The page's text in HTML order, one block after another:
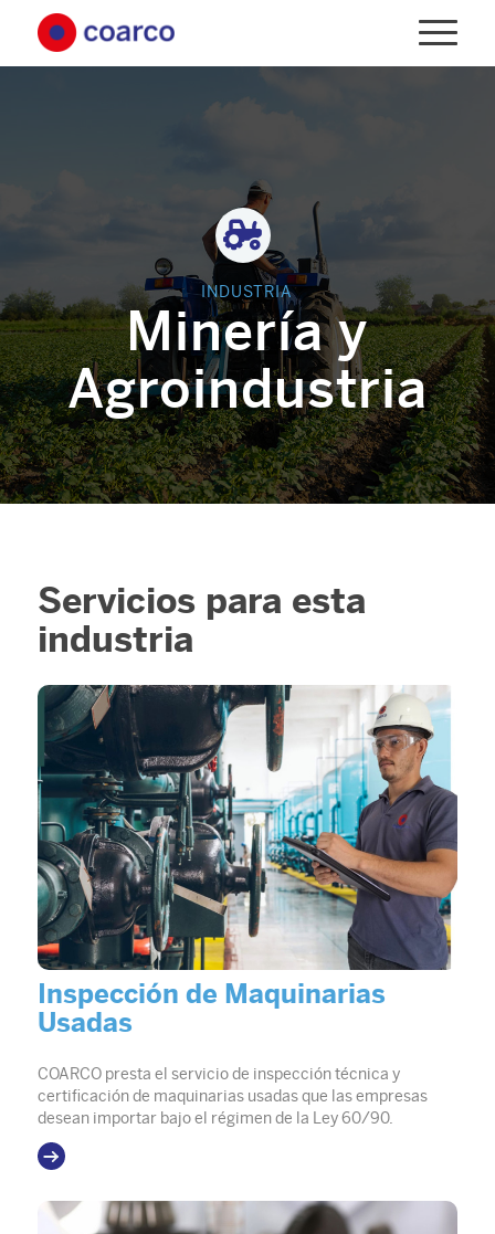
INDUSTRIA
Minería y
Agroindustria
Servicios para esta
industria
Inspección de Maquinarias
Usadas
COARCO presta el servicio de inspección técnica y
certificación de maquinarias usadas que las empresas
desean importar bajo el régimen de la Ley 60/90.